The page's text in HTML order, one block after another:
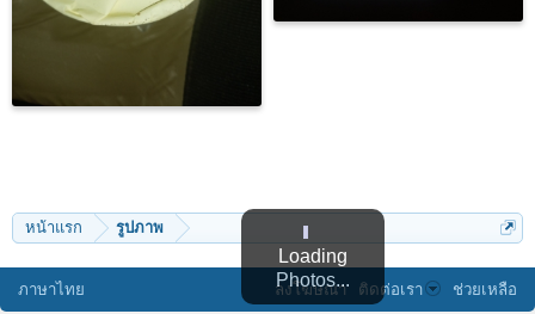
Loading
Photos...
หน้าแรก รูปภาพ
ภาษาไทย ลงโฆษณา ติดต่อเรา ช่วยเหลือ